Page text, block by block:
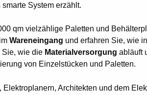
System erzählt.
qm vielzählige Paletten und
Wareneingang und erfahren Sie, wie
Sie, wie die Materialversorgung abläuft
von Einzelstücken und Paletten.
Architekten und dem